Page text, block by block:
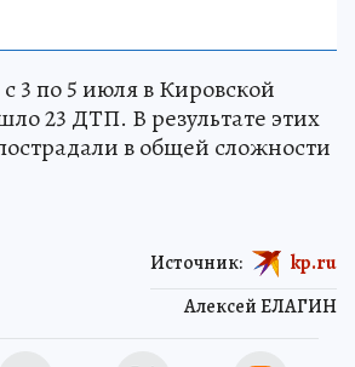
3 по 5 июля в Кировской
23 ДТП. В результате этих
в общей сложности
Алексей ЕЛАГИН
Источник: kp.ru